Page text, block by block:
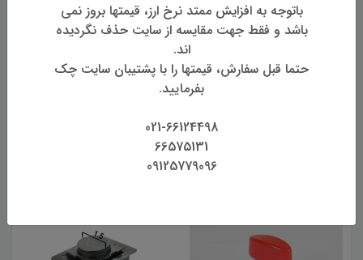
تضمین اصالت و کیفیت کالا
همراه با گارانتی معتبر
بازگشت وجه
بازگشت وجه بدون قید و شرط
باتوجه به افزایش ممتد نرخ ارز، قیمتها بروز نمی
باشد و فقط جهت مقایسه از سایت حذف نگردیده
اند.
حتما قبل سفارش، قیمتها را با پشتیبان سایت چک
بفرمایید.
021-66124498
66575131
09125779096